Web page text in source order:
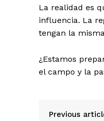
La realidad es
influencia. La
tengan la
¿Estamos
el campo y la
Previous